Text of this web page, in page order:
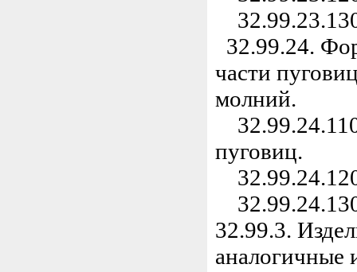
32.99.24.
части
молний.
пуговиц.
32.99.3.
аналогичные